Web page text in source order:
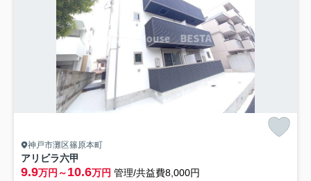
神戸市灘区篠原本町
アリビラ六甲
9.9万円～10.6万円 管理/共益費8,000円